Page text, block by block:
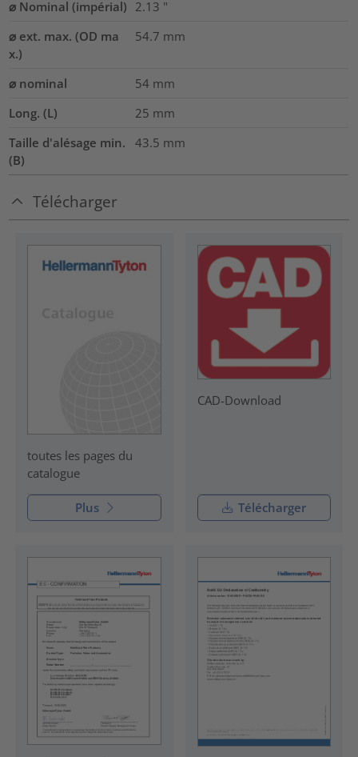
⌀ Nominal (impérial) 2.13 "
⌀ ext. max. (OD ma
x.)
54.7 mm
⌀ nominal 54 mm
Long. (L)
25 mm
Taille d'alésage min.
(B)
43.5 mm
Télécharger
toutes les pages du
catalogue
Plus
CAD-Download
Télécharger